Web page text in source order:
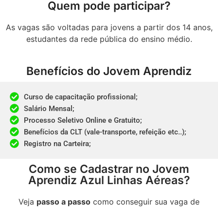
Quem pode participar?​
As vagas são voltadas para jovens a partir dos 14 anos,
estudantes da rede pública do ensino médio.
Benefícios do Jovem Aprendiz
Curso de capacitação profissional;​
Salário Mensal;​
Processo Seletivo Online e Gratuito;​
Benefícios da CLT (vale-transporte, refeição etc..);​
Registro na Carteira;​
Como se Cadastrar no Jovem
Aprendiz Azul Linhas Aéreas?
Veja passo a passo como conseguir sua vaga de